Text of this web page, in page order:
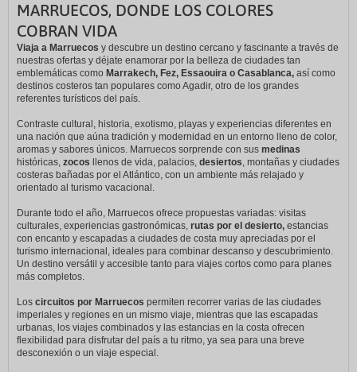
MARRUECOS, DONDE LOS COLORES
COBRAN VIDA
Viaja a Marruecos y descubre un destino cercano y fascinante a través de
nuestras ofertas y déjate enamorar por la belleza de ciudades tan
emblemáticas como Marrakech, Fez, Essaouira o Casablanca, así como
destinos costeros tan populares como Agadir, otro de los grandes
referentes turísticos del país.
Contraste cultural, historia, exotismo, playas y experiencias diferentes en
una nación que aúna tradición y modernidad en un entorno lleno de color,
aromas y sabores únicos. Marruecos sorprende con sus medinas
históricas, zocos llenos de vida, palacios, desiertos, montañas y ciudades
costeras bañadas por el Atlántico, con un ambiente más relajado y
orientado al turismo vacacional.
Durante todo el año, Marruecos ofrece propuestas variadas: visitas
culturales, experiencias gastronómicas, rutas por el desierto, estancias
con encanto y escapadas a ciudades de costa muy apreciadas por el
turismo internacional, ideales para combinar descanso y descubrimiento.
Un destino versátil y accesible tanto para viajes cortos como para planes
más completos.
Los circuitos por Marruecos permiten recorrer varias de las ciudades
imperiales y regiones en un mismo viaje, mientras que las escapadas
urbanas, los viajes combinados y las estancias en la costa ofrecen
flexibilidad para disfrutar del país a tu ritmo, ya sea para una breve
desconexión o un viaje especial.